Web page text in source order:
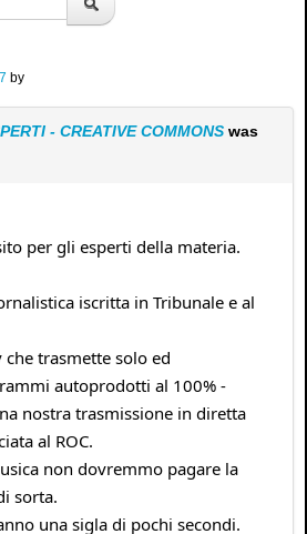
by
- CREATIVE COMMONS was
per gli esperti della materia.
iscritta in Tribunale e al
trasmette solo ed
autoprodotti al 100% -
nostra trasmissione in diretta
al ROC.
non dovremmo pagare la
sorta.
una sigla di pochi secondi.